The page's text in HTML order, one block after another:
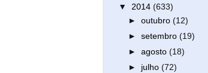
▼ 2014 (633)
►outubro(12)
►setembro(19)
►agosto(18)
► julho(72)